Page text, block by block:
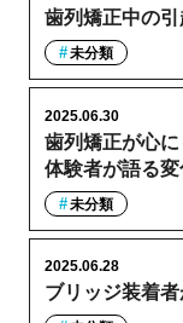
歯列矯正中の
未分類
歯列矯正が心
体験者が語る変
2025.06.30
未分類
ブリッジ装着
2025.06.28